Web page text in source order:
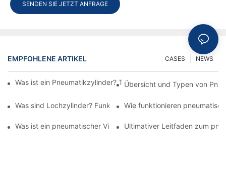
SENDEN SIE JETZT ANFRAGE
EMPFOHLENE ARTIKEL NEWS
CASES
Was ist ein Pneumatikzylinder? Typen, Komponenten und
Übersicht und Typen von
Was sind Lochzylinder? Funktionen und Anwendung
Wie funktionieren
Was ist ein pneumatischer Vibrator? Umfassender Leitfaden
Ultimativer Leitfaden zum